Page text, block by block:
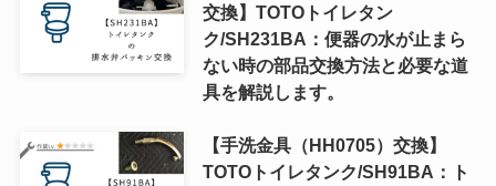
交換】TOTOトイレタン
ク/SH231BA：便器の水が止まら
ない時の部品交換方法と必要な道
具を解説します。
【手洗金具（HH0705）交換】
TOTOトイレタンク/SH91BA：ト